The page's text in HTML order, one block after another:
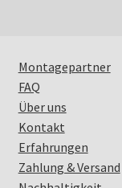
Montagepartner
FAQ
Über uns
Kontakt
Erfahrungen
Zahlung & Versand